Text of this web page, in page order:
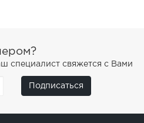
специалист свяжется с Вами
Подписаться